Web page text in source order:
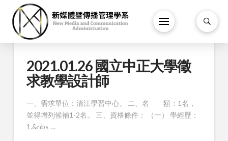
2021.01.26 國立中正大學徵
求教學設計師
一、需求單位：清江學習中心。 二、名 額：1名，
並得增列候補1-2名。 三、資格條件： （一） 學經歷：
1.&nbs …